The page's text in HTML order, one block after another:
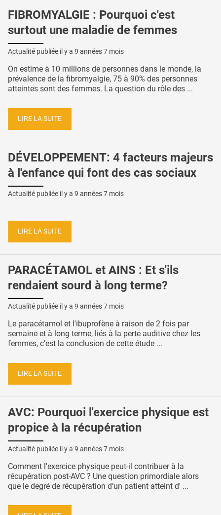
FIBROMYALGIE : Pourquoi c'est
surtout une maladie de femmes
Actualité publiée il y a 9 années 7 mois
On estime à 10 millions de personnes dans le monde, la
prévalence de la fibromyalgie, 75 à 90% des personnes
atteintes sont des femmes. La question du rôle des ...
LIRE LA SUITE
DÉVELOPPEMENT: 4 facteurs majeurs
à l'enfance qui font des cas sociaux
Actualité publiée il y a 9 années 7 mois
LIRE LA SUITE
PARACÉTAMOL et AINS : Et s'ils
rendaient sourd à long terme?
Actualité publiée il y a 9 années 7 mois
Le paracétamol et l'ibuprofène à raison de 2 fois par
semaine et à long terme, liés à la perte auditive chez les
femmes, c’est la conclusion de cette étude ...
LIRE LA SUITE
AVC: Pourquoi l'exercice physique est
propice à la récupération
Actualité publiée il y a 9 années 7 mois
Comment l'exercice physique peut-il contribuer à la
récupération post-AVC ? Une question primordiale alors
que le degré de récupération d’un patient atteint d' ...